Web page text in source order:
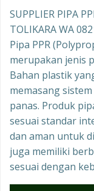
SUPPLIER PIPA
TOLIKARA WA
Pipa PPR
merupakan jenis
Bahan plastik
memasang
panas. Produk
sesuai standar
dan aman untuk
juga memiliki
sesuai dengan